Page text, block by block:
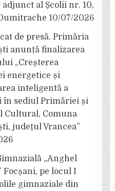
al Școlii nr. 10,
10/07/2026
de presă. Primăria
anunță finalizarea
„Creșterea
energetice și
inteligentă a
în sediul Primăriei și
Cultural, Comuna
județul Vrancea”
„Anghel
Focșani, pe locul I
gimnaziale din